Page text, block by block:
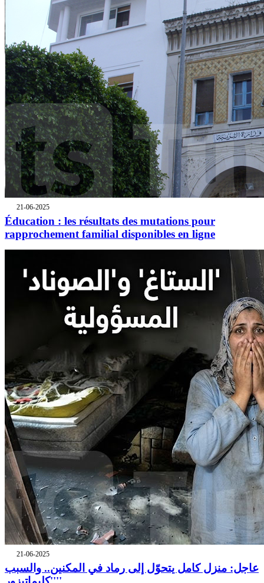
21-06-2025
Éducation : les résultats des mutations pour
rapprochement familial disponibles en ligne
21-06-2025
عاجل: منزل كامل يتحوّل إلى رماد في المكنين.. والسبب